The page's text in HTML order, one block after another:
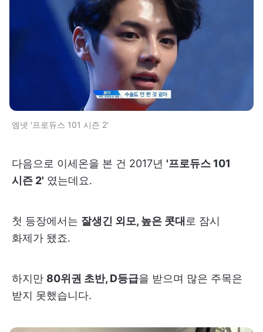
엠넷 '프로듀스 101 시즌 2'
다음으로 이세온을 본 건 2017년 '프로듀스 101
시즌 2' 였는데요.
첫 등장에서는 잘생긴 외모, 높은 콧대 로 잠시
화제가 됐죠.
하지만 80위권 초반, D등급을 받으며 많은 주목은
받지 못했습니다.